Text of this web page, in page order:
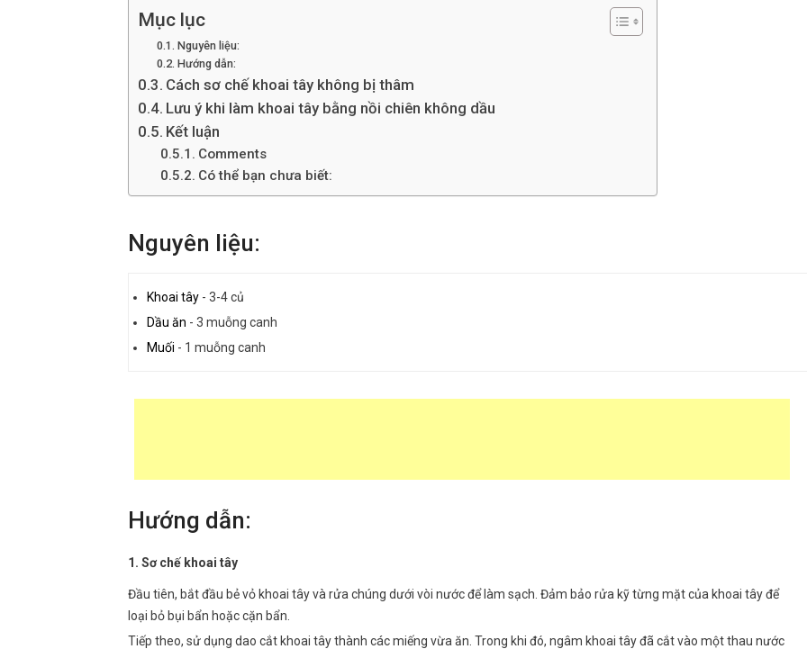
Mục lục
Nguyên liệu:
Hướng dẫn:
Cách sơ chế khoai tây không bị thâm
Lưu ý khi làm khoai tây bằng nồi chiên không dầu
Kết luận
Comments
Có thể bạn chưa biết:
Nguyên liệu:
Khoai tây - 3-4 củ
Dầu ăn - 3 muỗng canh
Muối - 1 muỗng canh
Hướng dẫn:
1. Sơ chế khoai tây
Đầu tiên, bắt đầu bẻ vỏ khoai tây và rửa chúng dưới vòi nước để làm sạch. Đảm bảo rửa kỹ từng mặt của khoai tây để
loại bỏ bụi bẩn hoặc cặn bẩn.
Tiếp theo, sử dụng dao cắt khoai tây thành các miếng vừa ăn. Trong khi đó, ngâm khoai tây đã cắt vào một thau nước